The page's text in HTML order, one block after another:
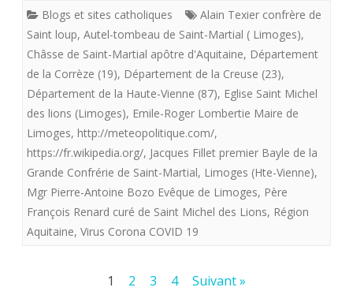
avoir,
grande
partie,
épargné
à
les
affres
Blogs et sites catholiques
Alain Texier confrère de
Saint loup, Autel-tombeau de Saint-Martial ( Limoges),
Châsse de Saint-Martial apôtre d'Aquitaine, Département
de la Corrèze (19), Département de la Creuse (23),
Département de la Haute-Vienne (87), Eglise Saint Michel
des lions (Limoges), Emile-Roger Lombertie Maire de
Limoges, http://meteopolitique.com/,
https://fr.wikipedia.org/, Jacques Fillet premier Bayle de la
Grande Confrérie de Saint-Martial, Limoges (Hte-Vienne),
Mgr Pierre-Antoine Bozo Evêque de Limoges, Père
François Renard curé de Saint Michel des Lions, Région
Aquitaine, Virus Corona COVID 19
1 2 3 4 Suivant »